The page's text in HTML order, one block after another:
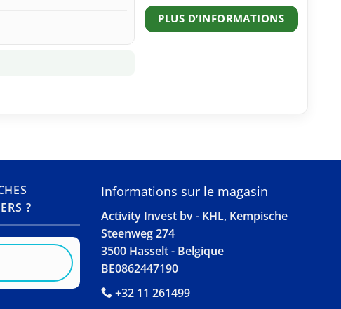
PLUS D’INFORMATIONS
?
Informations sur le magasin
Activity Invest bv - KHL, Kempische
Steenweg 274
3500 Hasselt - Belgique
BE0862447190
+32 11 261499